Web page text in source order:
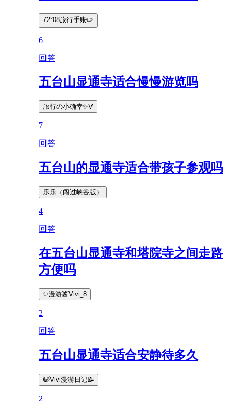
72°08旅行手账✏️
6
回答
五台山显通寺适合慢慢游览吗
旅行の小确幸✨V
7
回答
五台山的显通寺适合带孩子参观吗
乐乐（闯过峡谷版）
4
回答
在五台山显通寺和塔院寺之间走路
方便吗
✨漫游酱Vivi_8
2
回答
五台山显通寺适合安静待多久
🍃Vivi漫游日记📝
2